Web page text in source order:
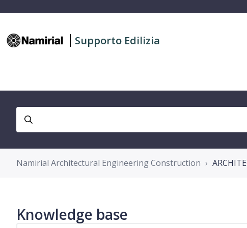
Supporto Edilizia
Namirial Architectural Engineering Construction
Knowledge base